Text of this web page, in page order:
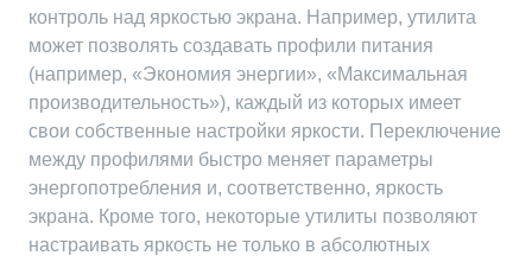
контроль над яркостью экрана. Например, утилита
может позволять создавать профили питания
(например, «Экономия энергии», «Максимальная
производительность»), каждый из которых имеет
свои собственные настройки яркости. Переключение
между профилями быстро меняет параметры
энергопотребления и, соответственно, яркость
экрана. Кроме того, некоторые утилиты позволяют
настраивать яркость не только в абсолютных